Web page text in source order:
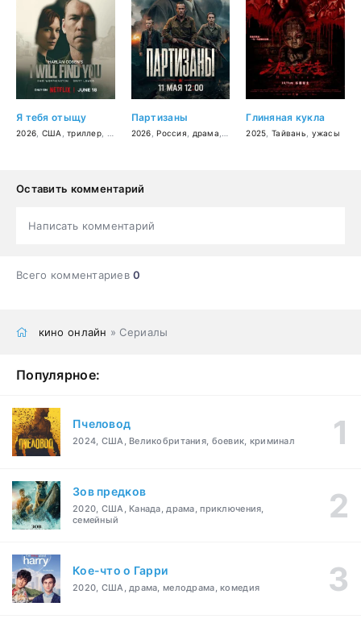
Я тебя отыщу
2026 США ,триллер драма,криминал,детектив
Партизаны
2026 ,Россия драма военный, история
Глиняная кукла
2025 Тайвань ужасы
Оставить комментарий
Написать комментарий
Всего комментариев0
кино онлайн » Сериалы
Популярное:
Пчеловод
2024, США, Великобритания, боевик, криминал
Зов предков
2020, США, Канада, драма, приключения,
семейный
Кое-что о Гарри
2020, США, драма, мелодрама, комедия